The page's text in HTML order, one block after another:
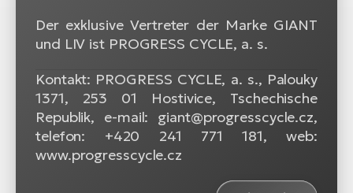
Der exklusive Vertreter der Marke GIANT
und LIV ist PROGRESS CYCLE, a. s.
Kontakt: PROGRESS CYCLE, a. s., Palouky
1371, 253 01 Hostivice, Tschechische
Republik, e-mail: giant@progresscycle.cz,
telefon: +420 241 771 181, web:
www.progresscycle.cz